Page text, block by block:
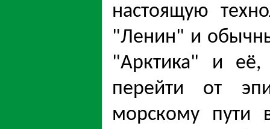
настоящую
"Ленин" и
"Арктика" и её,
перейти от
морскому пути